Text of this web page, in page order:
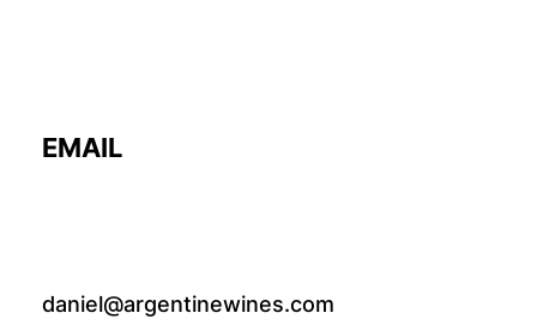
EMAIL
daniel@argentinewines.com